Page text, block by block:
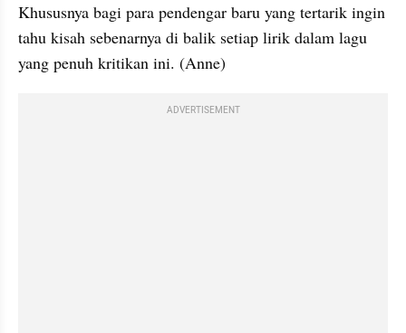
Khususnya bagi para pendengar baru yang tertarik ingin
tahu kisah sebenarnya di balik setiap lirik dalam lagu
yang penuh kritikan ini. (Anne)
ADVERTISEMENT